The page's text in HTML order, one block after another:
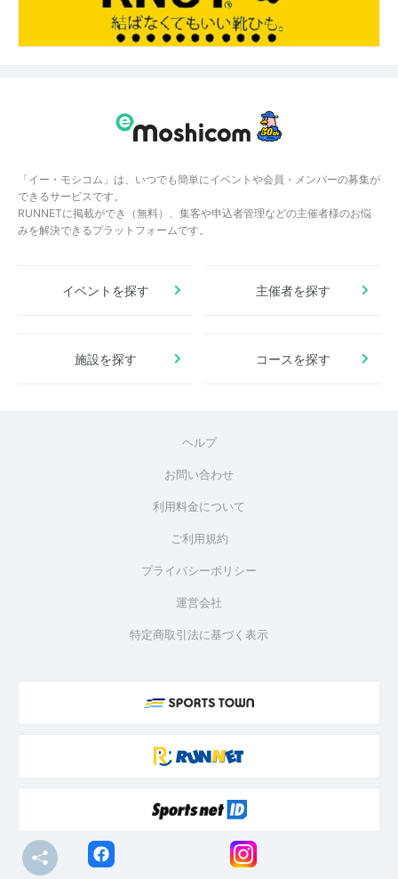
「イー・モシコム」は、いつでも簡単にイベントや会員・メンバーの募集が
できるサービスです。
RUNNETに掲載ができ（無料）、集客や申込者管理などの主催者様のお悩
みを解決できるプラットフォームです。
イベントを探す 主催者を探す
施設を探す コースを探す
ヘルプ
お問い合わせ
利用料金について
ご利用規約
プライバシーポリシー
運営会社
特定商取引法に基づく表示